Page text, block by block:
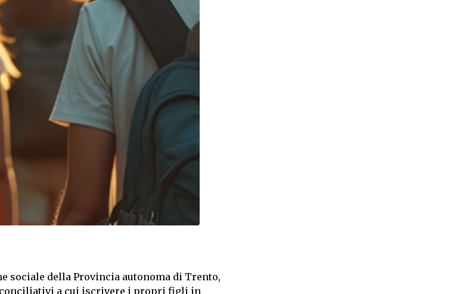
sociale della Provincia autonoma di Trento,
conciliativi a cui iscrivere i propri figli in